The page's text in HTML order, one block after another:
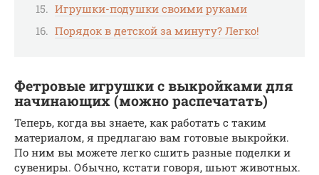
Игрушки-подушки своими руками
Порядок в детской за минуту? Легко!
Фетровые игрушки с выкройками для
начинающих (можно распечатать)
Теперь, когда вы знаете, как работать с таким
материалом, я предлагаю вам готовые выкройки.
По ним вы можете легко сшить разные поделки и
сувениры. Обычно, кстати говоря, шьют животных.